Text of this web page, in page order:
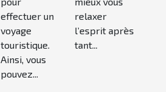
effectuer un
voyage
touristique.
Ainsi, vous
pouvez...
relaxer
l’esprit après
tant...